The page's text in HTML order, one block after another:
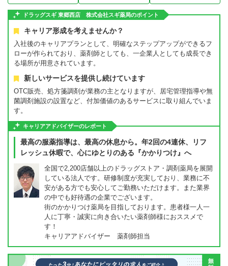
ドラッグスギ 東郷西店 株式会社スギ薬局のポイント
キャリア形成を考えませんか？
入社後のキャリアプランとして、明確なステップアップができるフ
ローが作られており、薬剤師としても、一企業人としても成長でき
る場所が用意されています。
新しいサービスを提供し続けています
OTC販売、処方箋調剤が業務の主となりますが、居宅管理指導や無
菌調剤施設の設置など、付加価値のあるサービスに取り組んでいま
す。
キャリアアドバイザーのレポート
最高の服薬指導は、最高の休息から。年2回の4連休、リフ
レッシュ休暇で、心にゆとりのある『かかりつけ』へ
全国で2,200店舗以上のドラッグストア・調剤薬局を展開
している法人です。研修制度が充実しており、業務に不
安がある方でも安心してご勤務いただけます。また業界
の中でも好待遇の企業でございます。
街のかかりつけ薬局を目指しております。患者様一人一
人に丁寧・誠実に向き合いたい薬剤師様におススメで
す！
キャリアアドバイザー 薬剤師担当